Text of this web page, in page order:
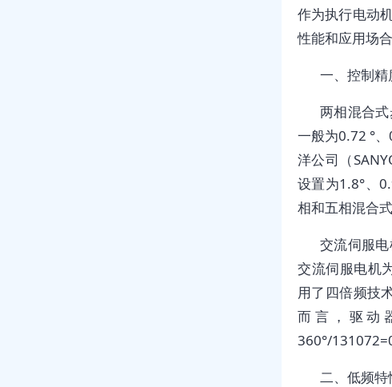
作为执行电动
性能和应用场
一、控制精
两相混合
一般为0.72 °
洋公司（
设置为1.8°、
相和五相混合
交流伺服
交流伺服电机
用了四倍频技
而言，驱动
360°/
二、低频特